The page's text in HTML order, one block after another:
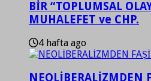
BİR “TOPLUMSAL
MUHALEFET ve CHP.
4 hafta ago
NEOLİBERALİZMDEN